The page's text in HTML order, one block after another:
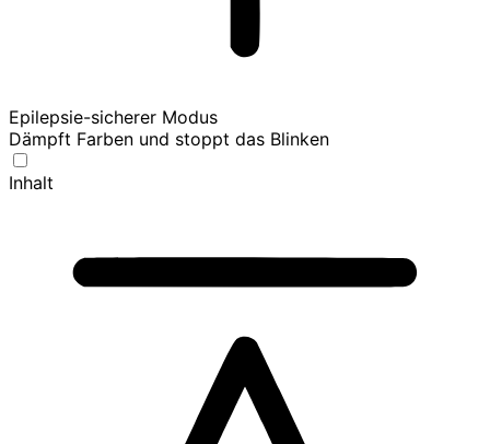
Epilepsie-sicherer Modus
Dämpft Farben und stoppt das Blinken
Inhalt